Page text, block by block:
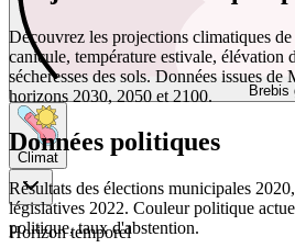
Brebis
Climat
Horizon temporel
Découvrez les projections climatiques
canicule, température estivale, élévation
sécheresses des sols. Données issues
horizons 2030, 2050 et 2100.
Données politiques
Résultats des élections municipales
législatives 2022. Couleur politique
politique, taux d'abstention.